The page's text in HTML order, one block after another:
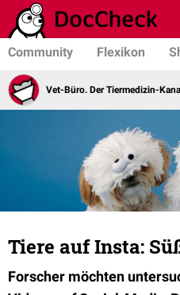
Community Flexikon
Vet-Büro. Der Tiermedizin-
Tiere auf Insta:
Forscher möchten